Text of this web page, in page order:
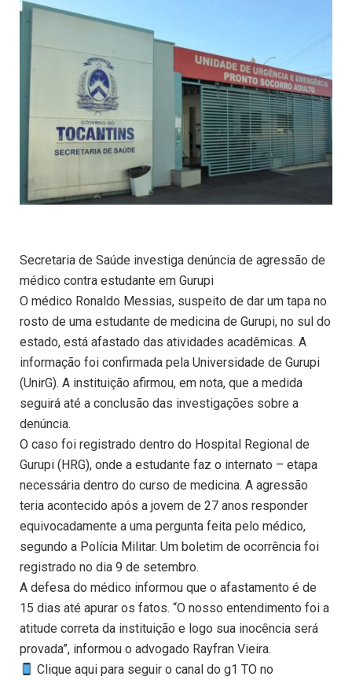
Secretaria de Saúde investiga denúncia de agressão de
médico contra estudante em Gurupi
O médico Ronaldo Messias, suspeito de dar um tapa no
rosto de uma estudante de medicina de Gurupi, no sul do
estado, está afastado das atividades acadêmicas. A
informação foi confirmada pela Universidade de Gurupi
(UnirG). A instituição afirmou, em nota, que a medida
seguirá até a conclusão das investigações sobre a
denúncia.
O caso foi registrado dentro do Hospital Regional de
Gurupi (HRG), onde a estudante faz o internato – etapa
necessária dentro do curso de medicina. A agressão
teria acontecido após a jovem de 27 anos responder
equivocadamente a uma pergunta feita pelo médico,
segundo a Polícia Militar. Um boletim de ocorrência foi
registrado no dia 9 de setembro.
A defesa do médico informou que o afastamento é de
15 dias até apurar os fatos. “O nosso entendimento foi a
atitude correta da instituição e logo sua inocência será
provada”, informou o advogado Rayfran Vieira.
Clique aqui para seguir o canal do g1 TO no